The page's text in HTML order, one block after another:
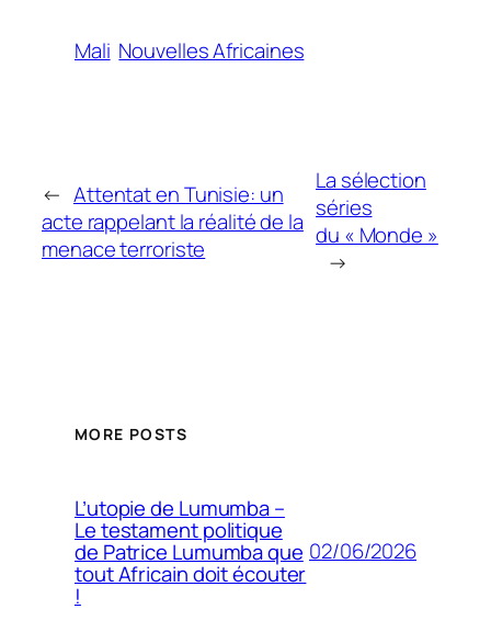
Mali Nouvelles Africaines
← Attentat en Tunisie: un
acte rappelant la réalité de la
menace terroriste
La sélection
séries
du « Monde »
→
MORE POSTS
L’utopie de Lumumba –
Le testament politique
de Patrice Lumumba que
tout Africain doit écouter
!
02/06/2026